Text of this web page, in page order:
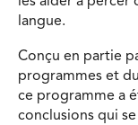
langue.
Conçu en partie
programmes et
ce programme a
conclusions qui